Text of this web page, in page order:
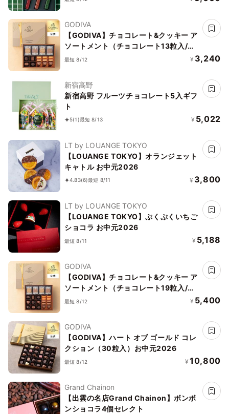
GODIVA
【GODIVA】チョコレート&クッキー ア
ソートメント（チョコレート13粒入/ク
ッキー8枚入）お中元2026
最短 8/12 ¥ 3,240
新宿高野
新宿高野 フルーツチョコレート5入ギフ
ト
5(1)最短 8/13 ¥ 5,022
LT by LOUANGE TOKYO
【LOUANGE TOKYO】オランジェット
キャトル お中元2026
4.83(6)最短 8/11 ¥ 3,800
LT by LOUANGE TOKYO
【LOUANGE TOKYO】ぷくぷくいちご
ショコラ お中元2026
最短 8/11 ¥ 5,188
GODIVA
【GODIVA】チョコレート&クッキー ア
ソートメント（チョコレート19粒入/ク
ッキー8枚入）お中元2026
最短 8/12 ¥ 5,400
GODIVA
【GODIVA】ハート オブ ゴールド コレ
クション（30粒入）お中元2026
最短 8/12 ¥ 10,800
Grand Chainon
【出雲の名店Grand Chainon】ボンボ
ンショコラ4個セレクト